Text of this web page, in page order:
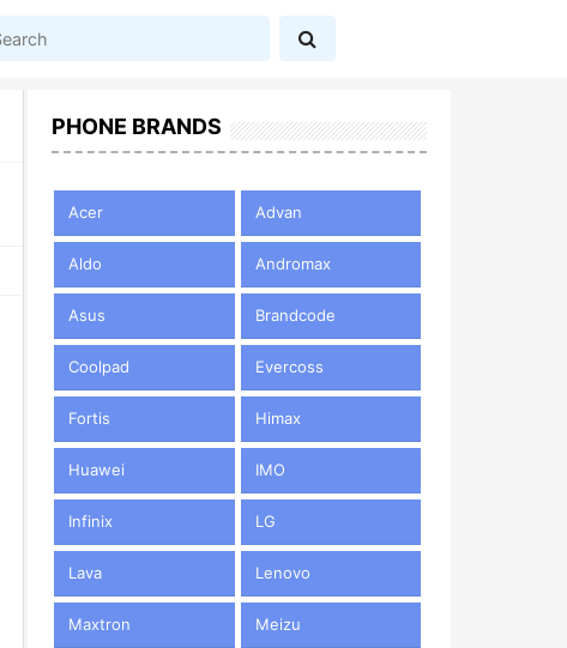
PHONE BRANDS
Acer Advan
Aldo Andromax
Asus Brandcode
Coolpad Evercoss
Fortis Himax
Huawei IMO
Infinix LG
Lava Lenovo
Maxtron Meizu